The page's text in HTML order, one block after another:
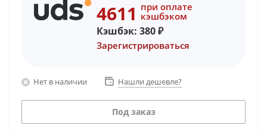
4611 при оплате
кэшбэком
Кэшбэк: 380₽
Зарегистрироваться
Нет в наличии Нашли дешевле?
Под заказ